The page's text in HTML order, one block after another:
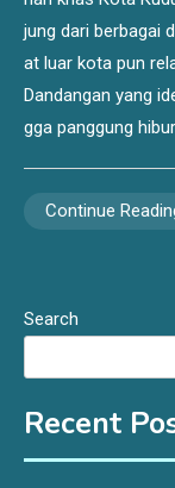
jung dari berbagai
at luar kota pun
Dandangan yang
gga panggung
Continue
Search
Recent